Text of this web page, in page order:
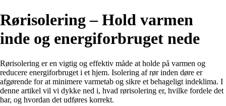
Rørisolering – Hold varmen
inde og energiforbruget nede
Rørisolering er en vigtig og effektiv måde at holde på varmen og
reducere energiforbruget i et hjem. Isolering af rør inden døre er
afgørende for at minimere varmetab og sikre et behageligt indeklima. I
denne artikel vil vi dykke ned i, hvad rørisolering er, hvilke fordele det
har, og hvordan det udføres korrekt.